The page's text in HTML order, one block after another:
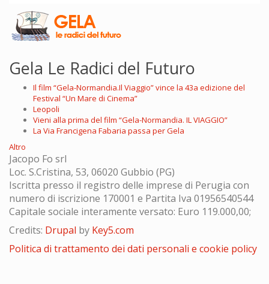
Gela Le Radici del Futuro
Il film “Gela-Normandia.Il Viaggio” vince la 43a edizione del
Festival “Un Mare di Cinema”
Leopoli
Vieni alla prima del film “Gela-Normandia. IL VIAGGIO”
La Via Francigena Fabaria passa per Gela
Altro
Jacopo Fo srl
Loc. S.Cristina, 53, 06020 Gubbio (PG)
Iscritta presso il registro delle imprese di Perugia con
numero di iscrizione 170001 e Partita Iva 01956540544
Capitale sociale interamente versato: Euro 119.000,00;
Credits: Drupal by Key5.com
Politica di trattamento dei dati personali e cookie policy